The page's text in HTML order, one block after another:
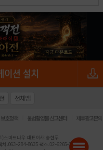
전체앱
호정책 불법촬영물 신고센터 제휴광고문의
)스마트나우 대표이사:송현두
처:063-284-8635 팩스:02-6265-0377